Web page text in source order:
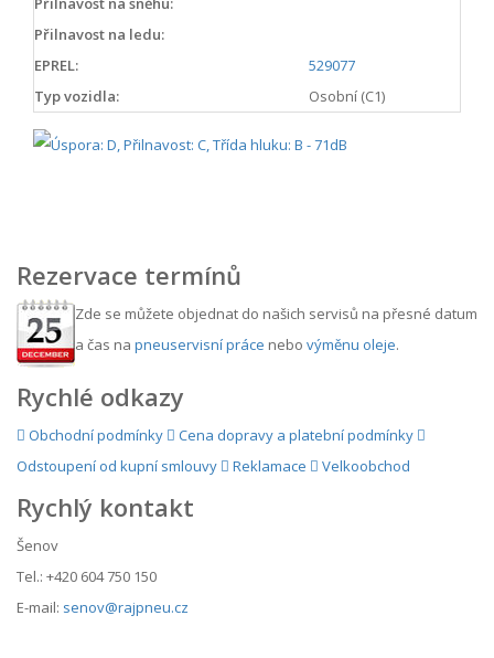
Přilnavost na ledu:
EPREL:
529077
Typ vozidla:
Osobní (C1)
Rezervace termínů
Zde se můžete objednat do našich servisů na přesné datum
a čas na pneuservisní práce nebo výměnu oleje.
Rychlé odkazy
Obchodní podmínky
Cena dopravy a platební podmínky
Odstoupení od kupní smlouvy
Reklamace Velkoobchod
Rychlý kontakt
Šenov
Tel.: +420 604 750 150
E-mail: senov@rajpneu.cz